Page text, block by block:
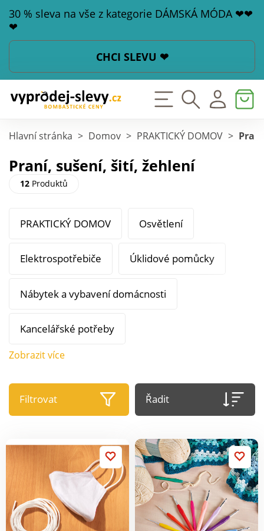
30 % sleva na vše z kategorie DÁMSKÁ MÓDA ❤❤
❤
CHCI SLEVU ❤
Hlavní stránka > Domov > PRAKTICKÝ DOMOV >
Praní, sušení, šití, žehlení
12Produktů
PRAKTICKÝ DOMOV Osvětlení
Elektrospotřebiče Úklidové pomůcky
Nábytek a vybavení domácnosti
Kancelářské potřeby
Zobrazit více
Filtrovat Řadit